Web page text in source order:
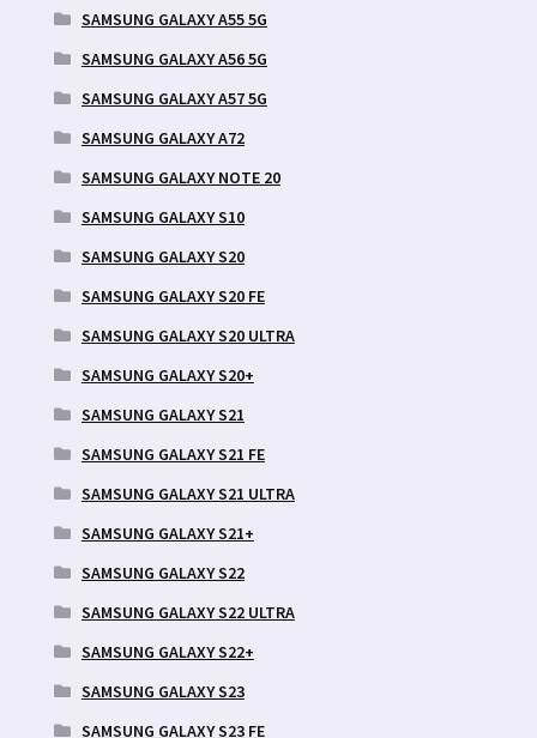
SAMSUNG GALAXY A55 5G
SAMSUNG GALAXY A56 5G
SAMSUNG GALAXY A57 5G
SAMSUNG GALAXY A72
SAMSUNG GALAXY NOTE 20
SAMSUNG GALAXY S10
SAMSUNG GALAXY S20
SAMSUNG GALAXY S20 FE
SAMSUNG GALAXY S20 ULTRA
SAMSUNG GALAXY S20+
SAMSUNG GALAXY S21
SAMSUNG GALAXY S21 FE
SAMSUNG GALAXY S21 ULTRA
SAMSUNG GALAXY S21+
SAMSUNG GALAXY S22
SAMSUNG GALAXY S22 ULTRA
SAMSUNG GALAXY S22+
SAMSUNG GALAXY S23
SAMSUNG GALAXY S23 FE